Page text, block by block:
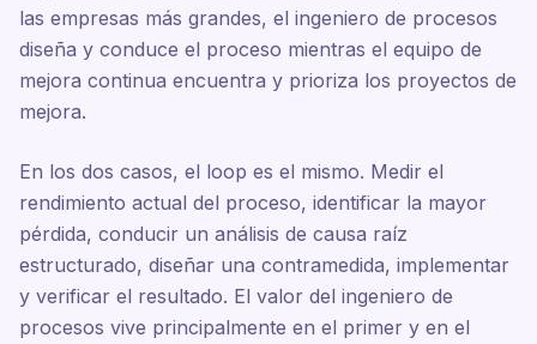
las empresas más grandes, el ingeniero de procesos
diseña y conduce el proceso mientras el equipo de
mejora continua encuentra y prioriza los proyectos de
mejora.
En los dos casos, el loop es el mismo. Medir el
rendimiento actual del proceso, identificar la mayor
pérdida, conducir un análisis de causa raíz
estructurado, diseñar una contramedida, implementar
y verificar el resultado. El valor del ingeniero de
procesos vive principalmente en el primer y en el